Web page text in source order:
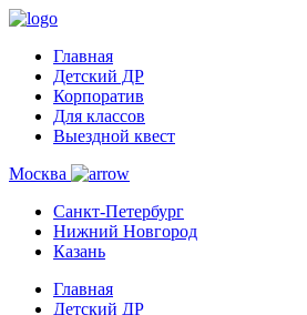
Главная
Детский ДР
Корпоратив
Для классов
Выездной квест
Москва
Санкт-Петербург
Нижний Новгород
Казань
Главная
Детский ДР